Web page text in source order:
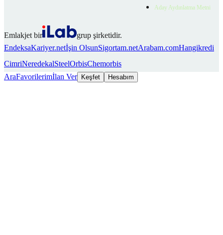
Aday Aydınlatma Metni
Emlakjet bir
grup şirketidir.
EndeksaKariyer.netİşin OlsunSigortam.netArabam.comHangikredi
CimriNeredekalSteelOrbisChemorbis
AraFavorilerimİlan Ver Keşfet Hesabım